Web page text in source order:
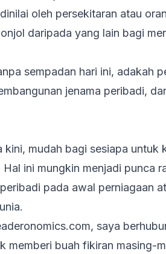
oleh persekitaran atau
daripada yang lain bagi
sempadan hari ini, adakah
jenama peribadi,
mudah bagi sesiapa untuk
ini mungkin menjadi punca
pada awal perniagaan
, saya
memberi buah fikiran masing-